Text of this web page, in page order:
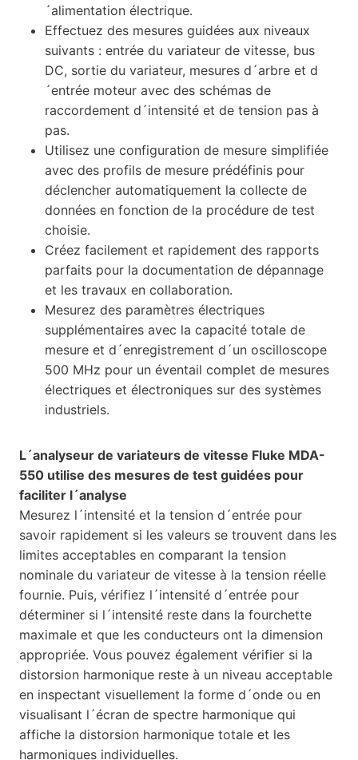
´alimentation électrique.
Effectuez des mesures guidées aux niveaux
suivants : entrée du variateur de vitesse, bus
DC, sortie du variateur, mesures d´arbre et d
´entrée moteur avec des schémas de
raccordement d´intensité et de tension pas à
pas.
Utilisez une configuration de mesure simplifiée
avec des profils de mesure prédéfinis pour
déclencher automatiquement la collecte de
données en fonction de la procédure de test
choisie.
Créez facilement et rapidement des rapports
parfaits pour la documentation de dépannage
et les travaux en collaboration.
Mesurez des paramètres électriques
supplémentaires avec la capacité totale de
mesure et d´enregistrement d´un oscilloscope
500 MHz pour un éventail complet de mesures
électriques et électroniques sur des systèmes
industriels.
L´analyseur de variateurs de vitesse Fluke MDA-
550 utilise des mesures de test guidées pour
faciliter l´analyse
Mesurez l´intensité et la tension d´entrée pour
savoir rapidement si les valeurs se trouvent dans les
limites acceptables en comparant la tension
nominale du variateur de vitesse à la tension réelle
fournie. Puis, vérifiez l´intensité d´entrée pour
déterminer si l´intensité reste dans la fourchette
maximale et que les conducteurs ont la dimension
appropriée. Vous pouvez également vérifier si la
distorsion harmonique reste à un niveau acceptable
en inspectant visuellement la forme d´onde ou en
visualisant l´écran de spectre harmonique qui
affiche la distorsion harmonique totale et les
harmoniques individuelles.